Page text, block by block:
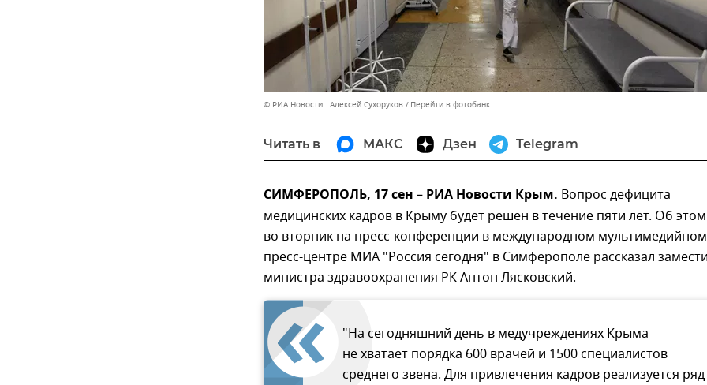
© РИА Новости . Алексей Сухоруков Перейти в фотобанк
Читать в МАКС Дзен Telegram
СИМФЕРОПОЛЬ, 17 сен – РИА Новости Крым. Вопрос дефицита
медицинских кадров в Крыму будет решен в течение пяти лет. Об этом
во вторник на пресс-конференции в международном мультимедийном
пресс-центре МИА "Россия сегодня" в Симферополе рассказал
министра здравоохранения РК Антон Лясковский.
"На сегодняшний день в медучреждениях Крыма
не хватает порядка 600 врачей и 1500 специалистов
среднего звена. Для привлечения кадров реализуется ряд